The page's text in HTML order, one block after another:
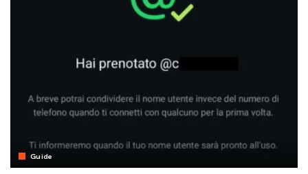
Guide